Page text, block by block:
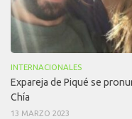
INTERNACIONALES
Expareja de Piqué se
Chía
13 MARZO 2023